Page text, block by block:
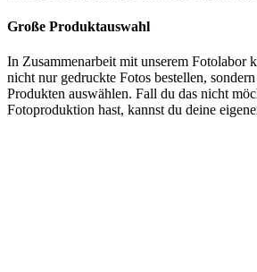
Große Produktauswahl
In Zusammenarbeit mit unserem Fotolabor
nicht nur gedruckte Fotos bestellen,
Produkten auswählen. Fall du das nicht
Fotoproduktion hast, kannst du deine